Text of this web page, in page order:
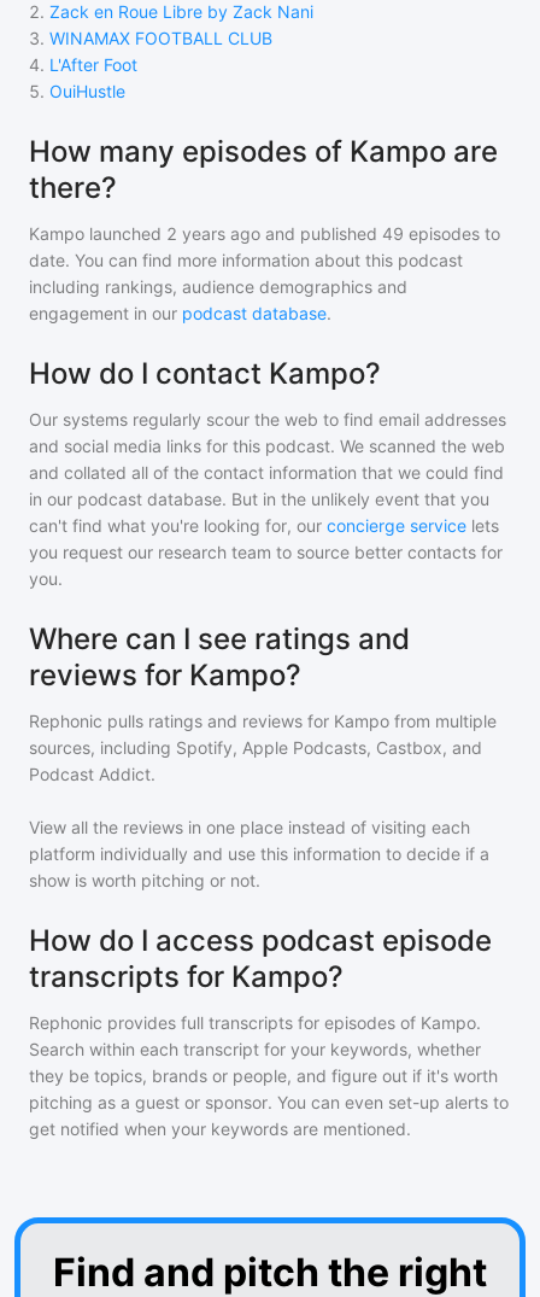
2. Zack en Roue Libre by Zack Nani
3. WINAMAX FOOTBALL CLUB
4. L'After Foot
5. OuiHustle
How many episodes of Kampo are
there?
Kampo launched 2 years ago and published 49 episodes to
date. You can find more information about this podcast
including rankings, audience demographics and
engagement in our podcast database.
How do I contact Kampo?
Our systems regularly scour the web to find email addresses
and social media links for this podcast. We scanned the web
and collated all of the contact information that we could find
in our podcast database. But in the unlikely event that you
can't find what you're looking for, our concierge service lets
you request our research team to source better contacts for
you.
Where can I see ratings and
reviews for Kampo?
Rephonic pulls ratings and reviews for Kampo from multiple
sources, including Spotify, Apple Podcasts, Castbox, and
Podcast Addict.
View all the reviews in one place instead of visiting each
platform individually and use this information to decide if a
show is worth pitching or not.
How do I access podcast episode
transcripts for Kampo?
Rephonic provides full transcripts for episodes of Kampo.
Search within each transcript for your keywords, whether
they be topics, brands or people, and figure out if it's worth
pitching as a guest or sponsor. You can even set-up alerts to
get notified when your keywords are mentioned.
Find and pitch the right